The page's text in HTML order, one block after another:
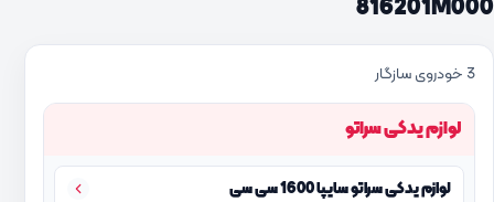
816201M000
3 خودروی سازگار
لوازم یدکی سراتو
لوازم یدکی سراتو سایپا 1600 سی سی